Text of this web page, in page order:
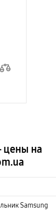
цены на
Samsung